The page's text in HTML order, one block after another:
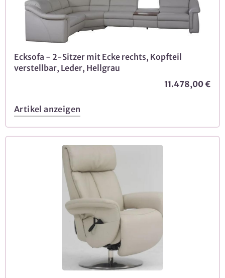
Ecksofa - 2-Sitzer mit Ecke rechts, Kopfteil
verstellbar, Leder, Hellgrau
11.478,00 €
Artikel anzeigen